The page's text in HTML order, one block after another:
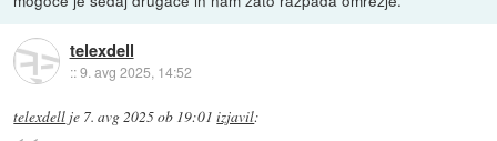
telexdell
::9. avg 2025, 14:52
telexdell je 7. avg 2025 ob 19:01 izjavil: